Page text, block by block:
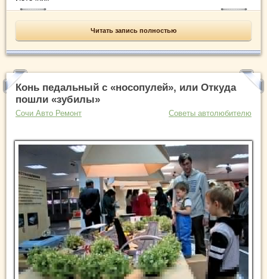
Читать запись полностью
Конь педальный с «носопулей», или Откуда
пошли «зубилы»
Сочи Авто Ремонт Советы автолюбителю